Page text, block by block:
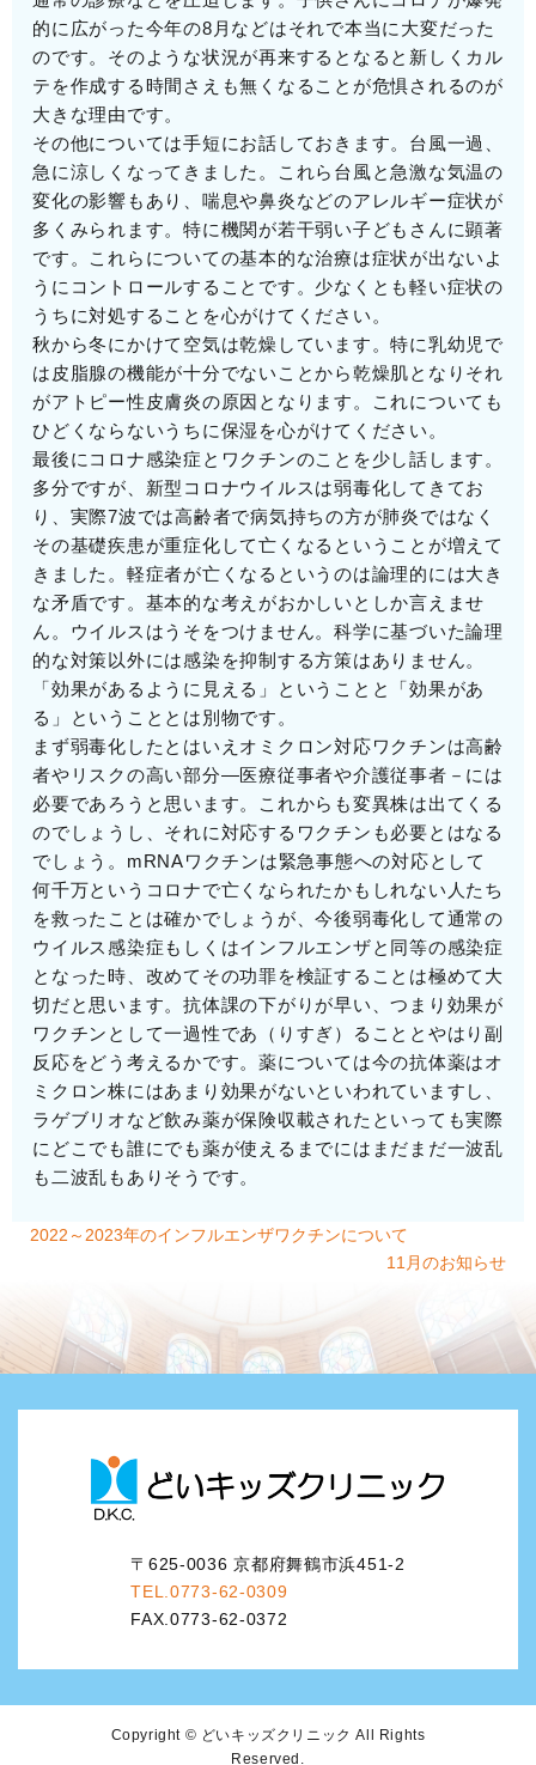
的に広がった今年の8月などはそれで本当に大変だった
のです。そのような状況が再来するとなると新しくカル
テを作成する時間さえも無くなることが危惧されるのが
大きな理由です。
その他については手短にお話しておきます。台風一過、
急に涼しくなってきました。これら台風と急激な気温の
変化の影響もあり、喘息や鼻炎などのアレルギー症状が
多くみられます。特に機関が若干弱い子どもさんに顕著
です。これらについての基本的な治療は症状が出ないよ
うにコントロールすることです。少なくとも軽い症状の
うちに対処することを心がけてください。
秋から冬にかけて空気は乾燥しています。特に乳幼児で
は皮脂腺の機能が十分でないことから乾燥肌となりそれ
がアトピー性皮膚炎の原因となります。これについても
ひどくならないうちに保湿を心がけてください。
最後にコロナ感染症とワクチンのことを少し話します。
多分ですが、新型コロナウイルスは弱毒化してきてお
り、実際7波では高齢者で病気持ちの方が肺炎ではなく
その基礎疾患が重症化して亡くなるということが増えて
きました。軽症者が亡くなるというのは論理的には大き
な矛盾です。基本的な考えがおかしいとしか言えませ
ん。ウイルスはうそをつけません。科学に基づいた論理
的な対策以外には感染を抑制する方策はありません。
「効果があるように見える」ということと「効果があ
る」ということとは別物です。
まず弱毒化したとはいえオミクロン対応ワクチンは高齢
者やリスクの高い部分―医療従事者や介護従事者－には
必要であろうと思います。これからも変異株は出てくる
のでしょうし、それに対応するワクチンも必要とはなる
でしょう。mRNAワクチンは緊急事態への対応として
何千万というコロナで亡くなられたかもしれない人たち
を救ったことは確かでしょうが、今後弱毒化して通常の
ウイルス感染症もしくはインフルエンザと同等の感染症
となった時、改めてその功罪を検証することは極めて大
切だと思います。抗体課の下がりが早い、つまり効果が
ワクチンとして一過性であ（りすぎ）ることとやはり副
反応をどう考えるかです。薬については今の抗体薬はオ
ミクロン株にはあまり効果がないといわれていますし、
ラゲブリオなど飲み薬が保険収載されたといっても実際
にどこでも誰にでも薬が使えるまでにはまだまだ一波乱
も二波乱もありそうです。
2022～2023年のインフルエンザワクチンについて
11月のお知らせ
〒625-0036 京都府舞鶴市浜451-2
TEL.0773-62-0309
FAX.0773-62-0372
Copyright © どいキッズクリニック All Rights
Reserved.